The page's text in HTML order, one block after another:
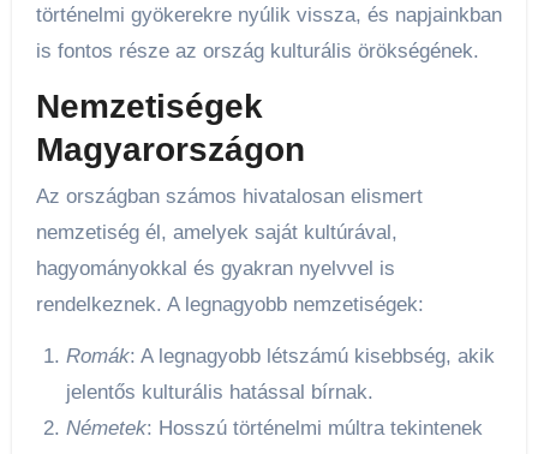
történelmi gyökerekre nyúlik vissza, és napjainkban
is fontos része az ország kulturális örökségének.
Nemzetiségek
Magyarországon
Az országban számos hivatalosan elismert
nemzetiség él, amelyek saját kultúrával,
hagyományokkal és gyakran nyelvvel is
rendelkeznek. A legnagyobb nemzetiségek:
Romák: A legnagyobb létszámú kisebbség, akik
jelentős kulturális hatással bírnak.
Németek: Hosszú történelmi múltra tekintenek